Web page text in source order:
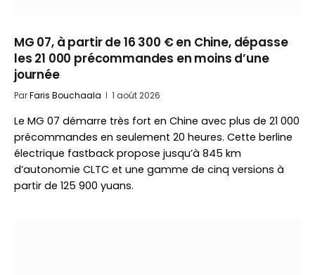
MG 07, à partir de 16 300 € en Chine, dépasse
les 21 000 précommandes en moins d’une
journée
ParFaris Bouchaala 1 août 2026
Le MG 07 démarre très fort en Chine avec plus de 21 000
précommandes en seulement 20 heures. Cette berline
électrique fastback propose jusqu’à 845 km
d’autonomie CLTC et une gamme de cinq versions à
partir de 125 900 yuans.